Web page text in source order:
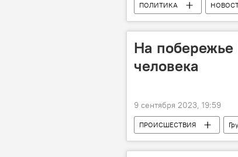
ПОЛИТИКА
Леван Хабеишвили
На побережье
человека
9 сентября 2023, 19:59
ПРОИСШЕСТВИЯ